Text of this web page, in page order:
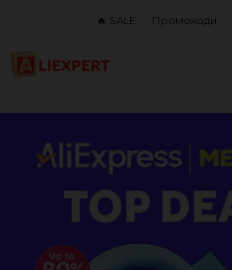
вмісту
🔥 SALE Промокоди